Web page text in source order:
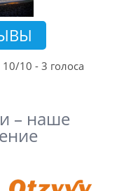
10/10 - 3 голоса
– наше